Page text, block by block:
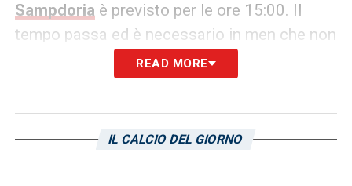
Sampdoria è previsto per le ore 15:00. Il
tempo passa ed è necessario in men che non
si dica centrare gli obiettivi imposti per
questo finale di stagione. Intanto, gli uomini
. Di sotto vi proponiamo delle
READ MORE
IL CALCIO DEL GIORNO